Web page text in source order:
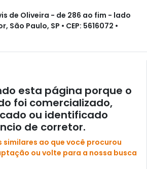
de Oliveira - de 286 ao fim - lado
Paulo, SP • CEP: 5616072 •
esta página porque o
foi comercializado,
ou identificado
de corretor.
similares ao que você procurou
ou volte para a nossa busca